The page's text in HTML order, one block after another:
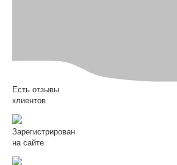
Есть отзывы
клиентов
Зарегистрирован
на сайте